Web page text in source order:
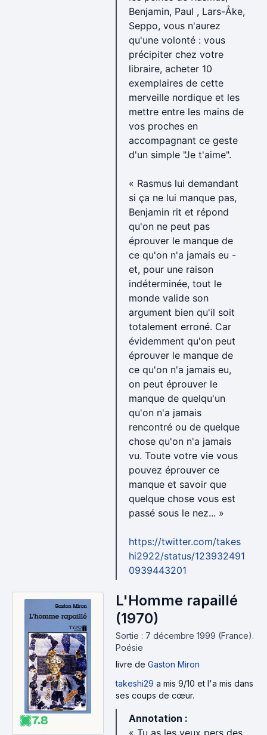
Benjamin, Paul , Lars-Åke,
Seppo, vous n'aurez
qu'une volonté : vous
précipiter chez votre
libraire, acheter 10
exemplaires de cette
merveille nordique et les
mettre entre les mains de
vos proches en
accompagnant ce geste
d'un simple "Je t'aime".
« Rasmus lui demandant
si ça ne lui manque pas,
Benjamin rit et répond
qu'on ne peut pas
éprouver le manque de
ce qu'on n'a jamais eu -
et, pour une raison
indéterminée, tout le
monde valide son
argument bien qu'il soit
totalement erroné. Car
évidemment qu'on peut
éprouver le manque de
ce qu'on n'a jamais eu,
on peut éprouver le
manque de quelqu'un
qu'on n'a jamais
rencontré ou de quelque
chose qu'on n'a jamais
vu. Toute votre vie vous
pouvez éprouver ce
manque et savoir que
quelque chose vous est
passé sous le nez... »
https://twitter.com/takes
hi2922/status/123932491
0939443201
7.8
L'Homme rapaillé
(1970)
Sortie : 7 décembre 1999 (France).
Poésie
livre de Gaston Miron
takeshi29 a mis 9/10 et l'a mis dans
ses coups de cœur.
Annotation :
« Tu as les yeux pers des